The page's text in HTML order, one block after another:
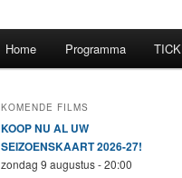
Spring naar de primaire
Spring naar de secundaire
Home Programma
KOMENDE FILMS
KOOP NU AL UW
SEIZOENSKAART 2026-27!
zondag 9 augustus - 20:00